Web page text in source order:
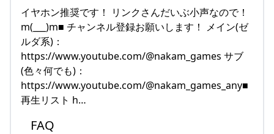
イヤホン推奨です！ リンクさんだいぶ小声なので！
m(___)m■ チャンネル登録お願いします！ メイン(ゼ
ルダ系)：
https://www.youtube.com/@nakam_games サブ
(色々何でも)：
https://www.youtube.com/@nakam_games_any■
再生リスト h…
FAQ